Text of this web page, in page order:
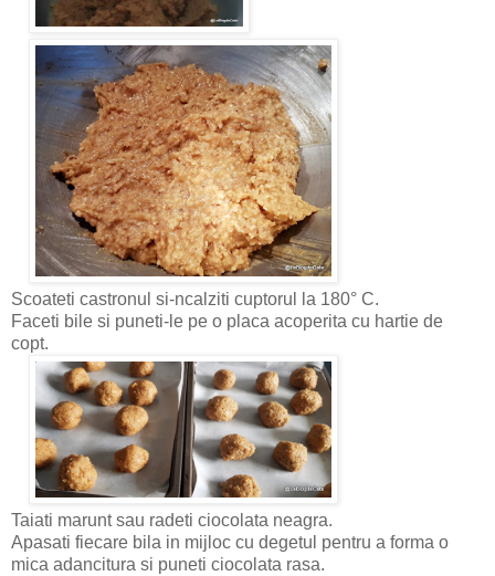
Scoateti castronul si-ncalziti cuptorul la 180° C.
Faceti bile si puneti-le pe o placa acoperita cu hartie de
copt.
Taiati marunt sau radeti ciocolata neagra.
Apasati fiecare bila in mijloc cu degetul pentru a forma o
mica adancitura si puneti ciocolata rasa.